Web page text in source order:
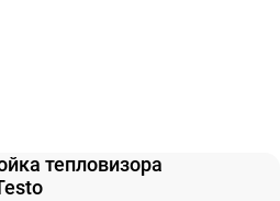
тепловизора